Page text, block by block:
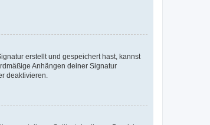
erstellt und gespeichert hast, kannst
Anhängen deiner Signatur
deaktivieren.